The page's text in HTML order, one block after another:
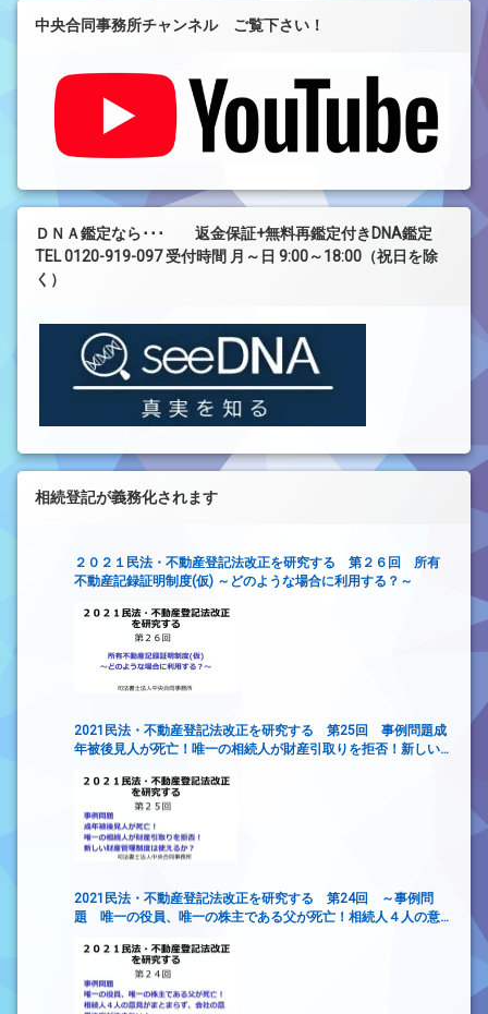
中央合同事務所チャンネル ご覧下さい！
ＤＮＡ鑑定なら･･･ 返金保証+無料再鑑定付きDNA鑑定
TEL 0120-919-097 受付時間 月～日 9:00～18:00（祝日を除
く）
相続登記が義務化されます
２０２１民法・不動産登記法改正を研究する 第２６回 所有
不動産記録証明制度(仮) ～どのような場合に利用する？～
2021民法・不動産登記法改正を研究する 第25回 事例問題成
年被後見人が死亡！唯一の相続人が財産引取りを拒否！新しい
2021民法・不動産登記法改正を研究する 第24回 ～事例問
題 唯一の役員、唯一の株主である父が死亡！相続人４人の意